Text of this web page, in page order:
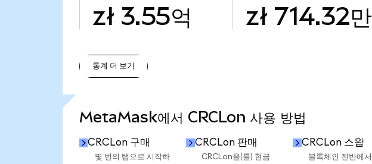
zł 3.55억 zł 714.32만
통계 더 보기
MetaMask에서 CRCLon 사용 방법
CRCLon 구매
몇 번의 탭으로 시작하
CRCLon 판매
CRCLon을(를) 현금
CRCLon 스왑
블록체인 전반에서